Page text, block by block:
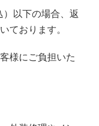
以下の場合、返
ております。
様にご負担いた